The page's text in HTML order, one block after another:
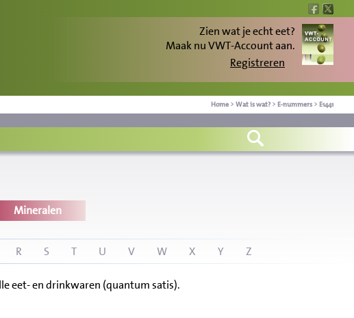
Zien wat je echt eet?
Maak nu VWT-Account aan.
Registreren
Home > Wat is wat?> E-nummers > E1441
Mineralen
R S T U V W X Y Z
eet- en drinkwaren (quantum satis).